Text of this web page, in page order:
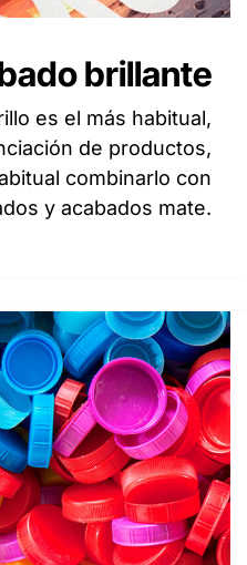
brillante
es el más habitual,
de productos,
combinarlo con
y acabados mate.